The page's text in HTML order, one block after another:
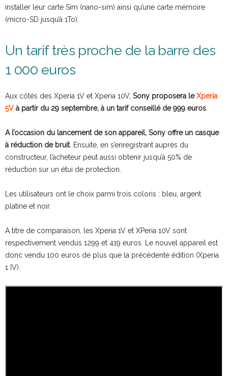
installer leur carte Sim (nano-sim) ainsi qu’une carte mémoire
(micro-SD jusqu’à 1To).
Un tarif très proche de la barre des
1 000 euros
Aux côtés des Xperia 1V et Xperia 10V, Sony proposera leXperia
5V à partir du 29 septembre, à un tarif conseillé de 999 euros
A l’occasion du lancement de son appareil, Sony offre un casque
à réduction de bruit. Ensuite, en s’enregistrant auprès du
constructeur, l’acheteur peut aussi obtenir jusqu’à 50% de
réduction sur un étui de protection.
Les utilisateurs ont le choix parmi trois coloris : bleu, argent
platine et noir.
A titre de comparaison, les Xperia 1V et XPeria 10V sont
respectivement vendus 1299 et 419 euros. Le nouvel appareil est
donc vendu 100 euros de plus que la précédente édition (Xperia
1 IV).